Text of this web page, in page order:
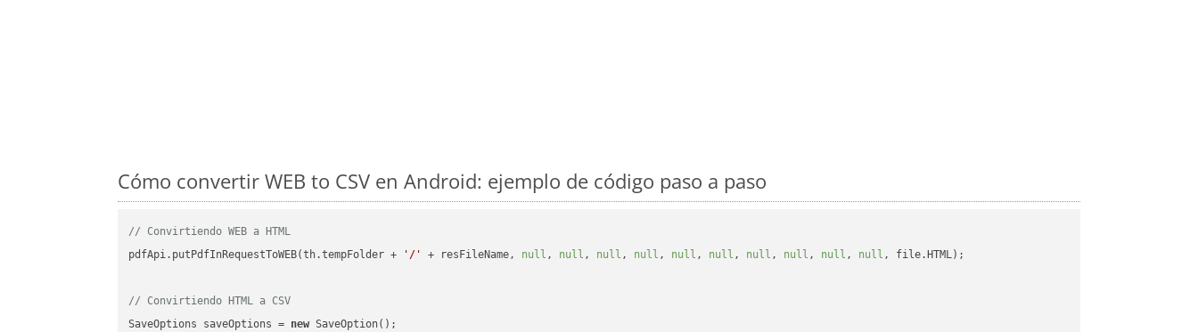
Cómo convertir WEB to CSV en Android: ejemplo de código paso a paso
// Convirtiendo WEB a HTML
pdfApi.putPdfInRequestToWEB(th.tempFolder +
'/' + resFileName, null , null , null , null , null , null , null , null , null , null , file.HTML);
// Convirtiendo HTML a CSV
SaveOptions saveOptions = new SaveOption();